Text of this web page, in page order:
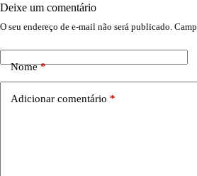
Deixe um comentário
O seu endereço de e-mail não será publicado.
Nome*
Adicionar comentário *